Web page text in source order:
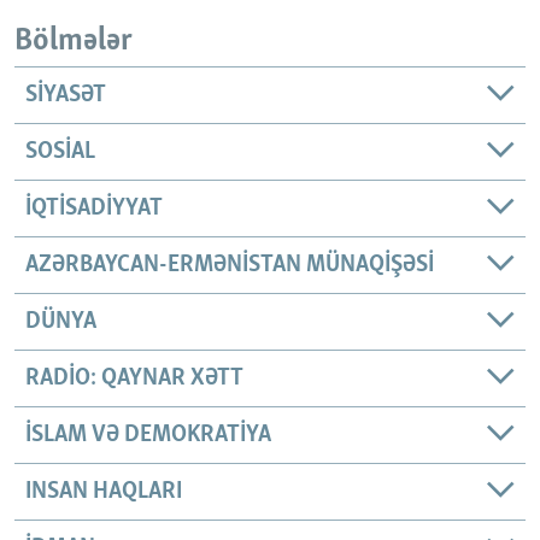
Bölmələr
SIYASƏT
SOSIAL
İQTISADIYYAT
AZƏRBAYCAN-ERMƏNISTAN MÜNAQIŞƏSI
DÜNYA
RADIO: QAYNAR XƏTT
İSLAM VƏ DEMOKRATIYA
INSAN HAQLARI